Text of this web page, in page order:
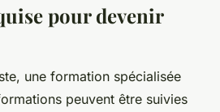
pour devenir
une formation spécialisée
peuvent être suivies